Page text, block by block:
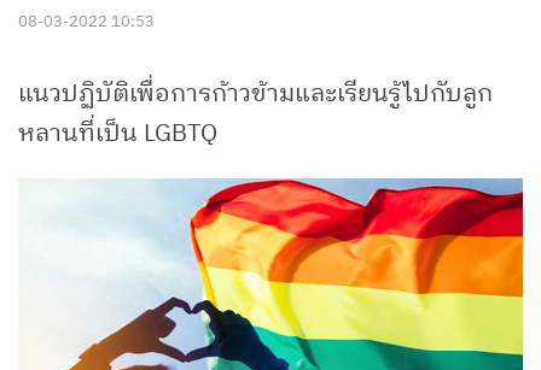
08-03-2022 10:53
แนวปฏิบัติเพื่อการก้าวข้ามและเรียนรู้ไปกับลูก
หลานที่เป็น LGBTQ